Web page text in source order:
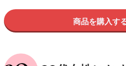
商品を購入す